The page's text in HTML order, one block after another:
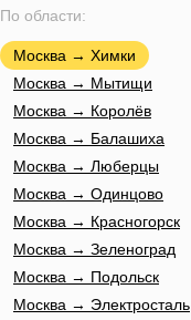
По области:
Москва → Химки
Москва → Мытищи
Москва → Королёв
Москва → Балашиха
Москва → Люберцы
Москва → Одинцово
Москва → Красногорск
Москва → Зеленоград
Москва → Подольск
Москва → Электросталь